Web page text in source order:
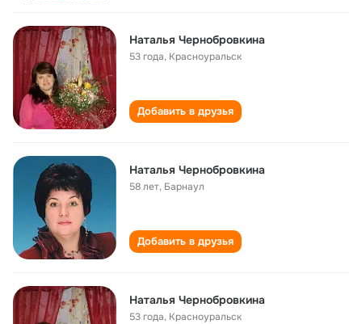
Наталья Чернобровкина
53 года, Красноуральск
Добавить в друзья
Наталья Чернобровкина
58 лет, Барнаул
Добавить в друзья
Наталья Чернобровкина
53 года, Красноуральск